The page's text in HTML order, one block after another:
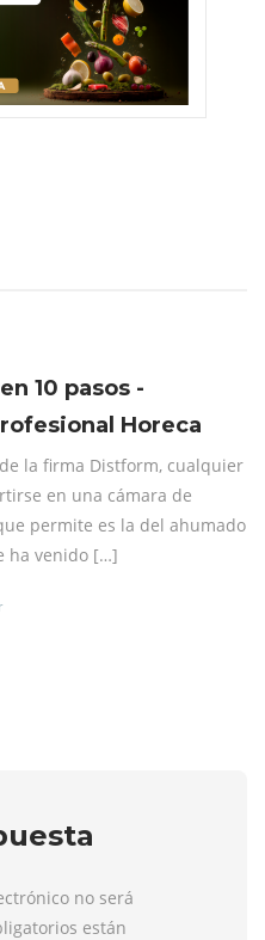
10 pasos -
Horeca
la firma Distform, cualquier
en una cámara de
permite es la del ahumado
ha venido […]
no será
están